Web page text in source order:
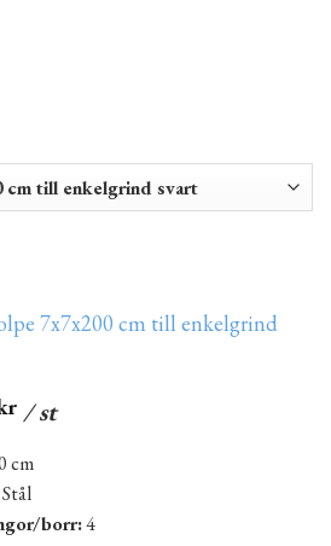
7x7x200 cm till enkelgrind
/ st
cm
Stål
borr:4